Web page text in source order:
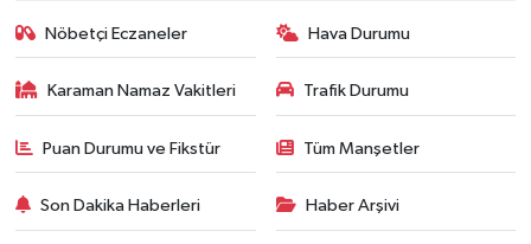
Nöbetçi Eczaneler Hava Durumu
Karaman Namaz Vakitleri Trafik Durumu
Puan Durumu ve Fikstür Tüm Manşetler
Son Dakika Haberleri Haber Arşivi